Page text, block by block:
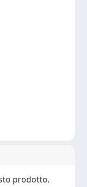
prodotto.